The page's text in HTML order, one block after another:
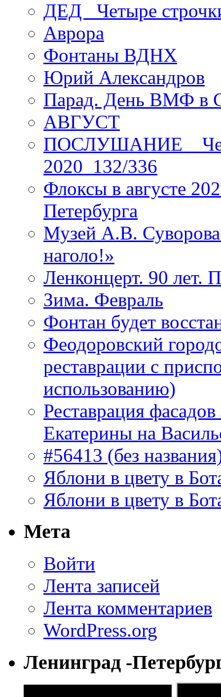
ДЕД _Четыре
Аврора
Фонтаны ВДНХ
Юрий Александров
Парад. День ВМФ в
АВГУСТ
ПОСЛУШАНИЕ _
2020_132/336
Флоксы в августе
Петербурга
Музей А.В.
наголо!»
Ленконцерт. 90 лет.
Зима. Февраль
Фонтан будет
Феодоровский
реставрации с
использованию)
Реставрация
Екатерины на
#56413 (без
Яблони в цвету в
Яблони в цвету в
Мета
Войти
Лента записей
Лента комментариев
WordPress.org
Ленинград -